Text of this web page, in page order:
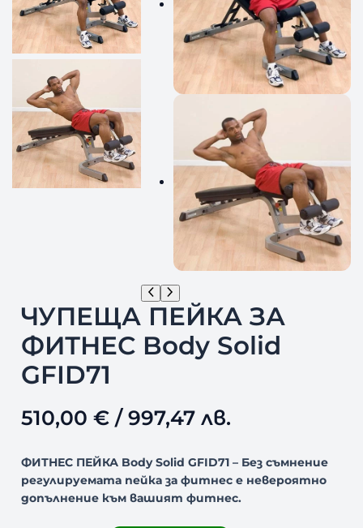
ЧУПЕЩА ПЕЙКА ЗА
ФИТНЕС Body Solid
GFID71
510,00 €/ 997,47 лв.
ФИТНЕС ПЕЙКА Body Solid GFID71 – Без съмнение
регулируемата пейка за фитнес е невероятно
допълнение към вашият фитнес.